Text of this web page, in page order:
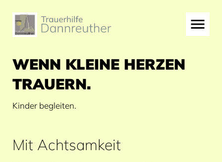
WENN KLEINE HERZEN
TRAUERN.
Kinder begleiten.
Mit Achtsamkeit